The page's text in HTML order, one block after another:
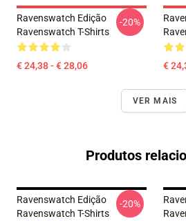
Ravenswatch Edição
Ravenswatch T-Shirts
€ 24,38 - € 28,06
-20%
€
VER MAIS
Produtos
Ravenswatch Edição
Ravenswatch T-Shirts
-20%